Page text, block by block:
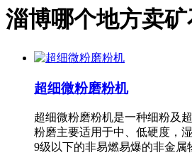
淄博哪个地方卖
超细微粉磨粉机
超细微粉磨粉机是一种细粉及
粉磨主要适用于中、低硬度，
9级以下的非易燃易爆的非金属